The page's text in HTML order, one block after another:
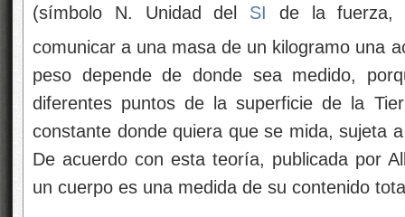
(símbolo N. Unidad del SI de la fuerza,
comunicar a una masa de un kilogramo una
peso depende de donde sea medido,
diferentes puntos de la superficie de la
constante donde quiera que se mida, sujeta
De acuerdo con esta teoría, publicada por
un cuerpo es una medida de su contenido